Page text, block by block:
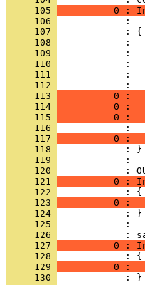
     105
0 :
     106
     107
     108
     109
     110
     111
     112
     113
0 :
     114
0 :
     115
0 :
     116
     117
0 :
     118
     119
            :
     120
     121
0 :
     122
     123
0 :
     124
     125
            :
     126
     127
0 :
     128
     129
0 :
     130